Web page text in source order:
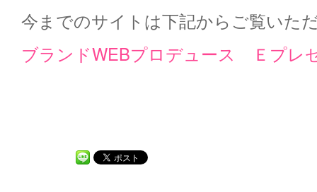
今までのサイトは下記からご覧いた
ブランドWEBプロデュース Ｅプレ